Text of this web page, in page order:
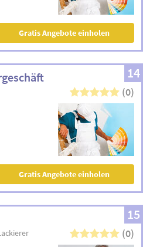
Gratis Angebote einholen
14
(0)
Gratis Angebote einholen
15
(0)